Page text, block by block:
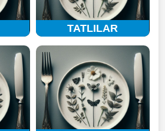
TATLILAR